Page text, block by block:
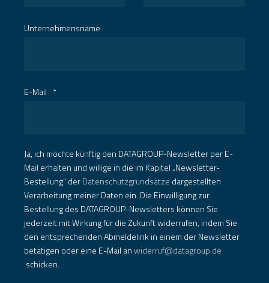
Unternehmensname
E-Mail *
Ja, ich möchte künftig den DATAGROUP-Newsletter per E-
Mail erhalten und willige in die im Kapitel „Newsletter-
Bestellung“ derDatenschutzgrundsätze dargestellten
Verarbeitung meiner Daten ein. Die Einwilligung zur
Bestellung des DATAGROUP-Newsletters können Sie
jederzeit mit Wirkung für die Zukunft widerrufen, indem Sie
den entsprechenden Abmeldelink in einem der Newsletter
betätigen oder eine E-Mail anwiderruf@datagroup.de
schicken.